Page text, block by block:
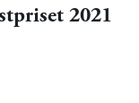
2021